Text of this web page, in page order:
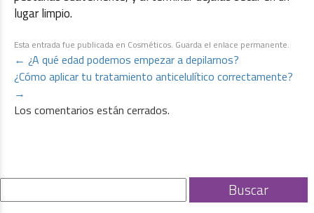
lugar limpio.
Esta entrada fue publicada en Cosméticos. Guarda el enlace permanente.
← ¿A qué edad podemos empezar a depilarnos?
¿Cómo aplicar tu tratamiento anticelulítico correctamente?
→
Los comentarios están cerrados.